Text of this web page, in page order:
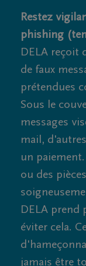
Restez
phishing
DELA reçoit
de faux
prétendues
Sous le
messages
mail,
un
ou des
DELA prend
éviter cela.
jamais être